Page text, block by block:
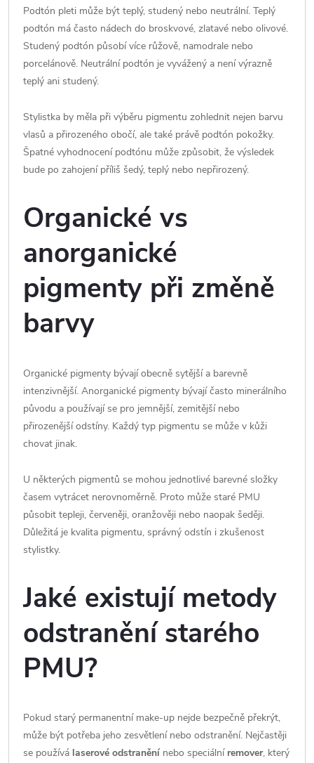
Podtón pleti může být teplý, studený nebo neutrální. Teplý
podtón má často nádech do broskvové, zlatavé nebo olivové.
Studený podtón působí více růžově, namodrale nebo
porcelánově. Neutrální podtón je vyvážený a není výrazně
teplý ani studený.
Stylistka by měla při výběru pigmentu zohlednit nejen barvu
vlasů a přirozeného obočí, ale také právě podtón pokožky.
Špatné vyhodnocení podtónu může způsobit, že výsledek
bude po zahojení příliš šedý, teplý nebo nepřirozený.
Organické vs
anorganické
pigmenty při změně
barvy
Organické pigmenty bývají obecně sytější a barevně
intenzivnější. Anorganické pigmenty bývají často minerálního
původu a používají se pro jemnější, zemitější nebo
přirozenější odstíny. Každý typ pigmentu se může v kůži
chovat jinak.
U některých pigmentů se mohou jednotlivé barevné složky
časem vytrácet nerovnoměrně. Proto může staré PMU
působit tepleji, červeněji, oranžověji nebo naopak šeději.
Důležitá je kvalita pigmentu, správný odstín i zkušenost
stylistky.
Jaké existují metody
odstranění starého
PMU?
Pokud starý permanentní make-up nejde bezpečně překrýt,
může být potřeba jeho zesvětlení nebo odstranění. Nejčastěji
se používá laserové odstranění nebo speciální remover, který